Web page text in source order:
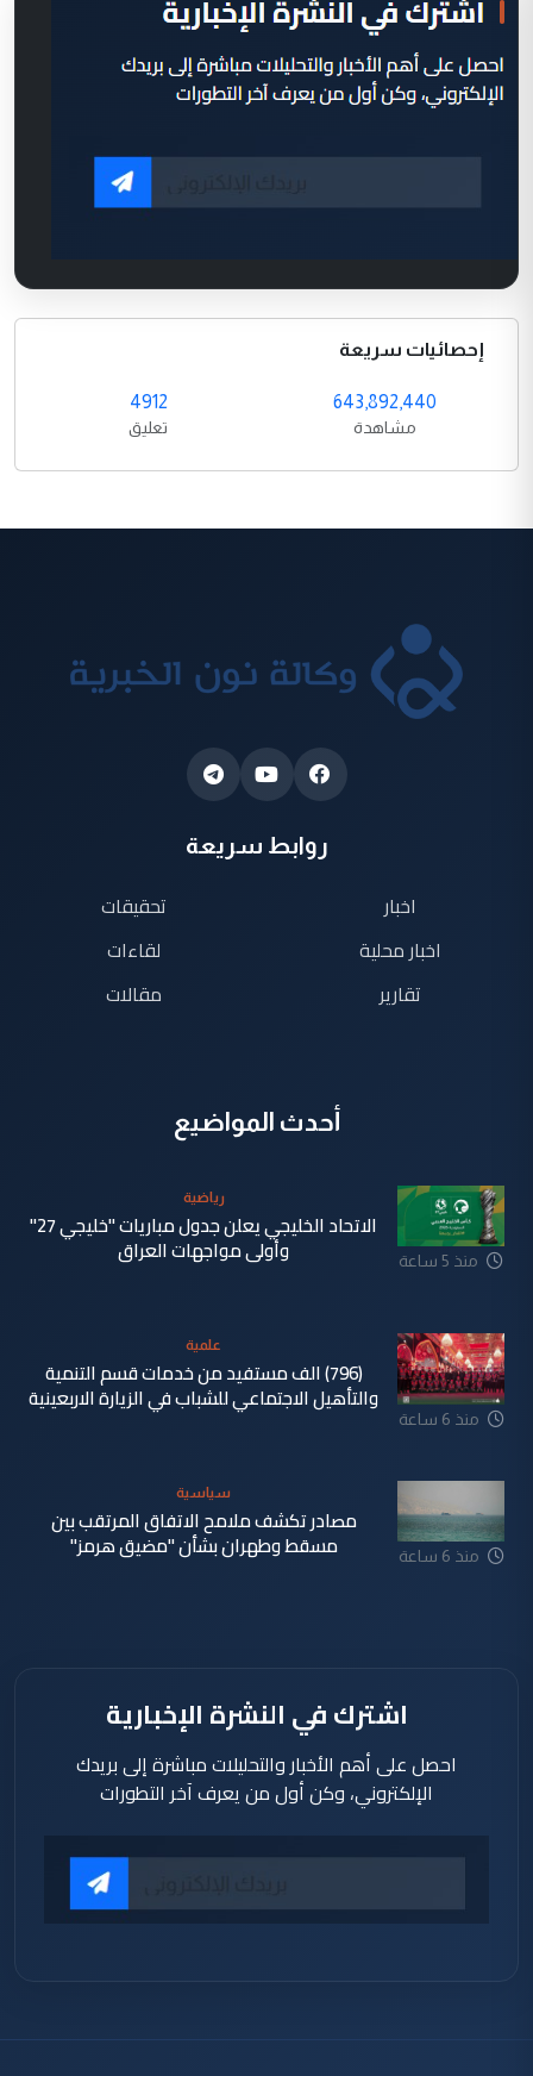
إحصائيات سريعة
643,892,440
مشاهدة
4912
تعليق
روابط سريعة
اخبار
اخبار محلية
تقارير
تحقيقات
لقاءات
مقالات
أحدث المواضيع
منذ 5 ساعة
رياضية
الاتحاد الخليجي يعلن جدول مباريات "خليجي 27"
وأولى مواجهات العراق
منذ 6 ساعة
علمية
(796) الف مستفيد من خدمات قسم التنمية
والتأهيل الاجتماعي للشباب في الزيارة الاربعينية
منذ 6 ساعة
سياسية
مصادر تكشف ملامح الاتفاق المرتقب بين
مسقط وطهران بشأن "مضيق هرمز"
اشترك في النشرة الإخبارية
احصل على أهم الأخبار والتحليلات مباشرة إلى بريدك
الإلكتروني، وكن أول من يعرف آخر التطورات